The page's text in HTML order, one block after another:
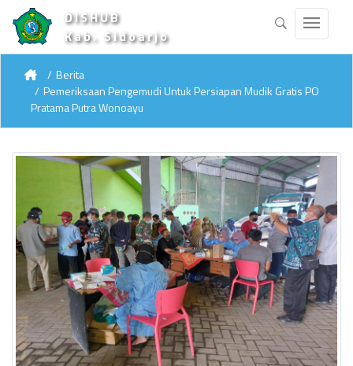
DISHUB
Kab. Sidoarjo
Berita
Pemeriksaan Pengemudi Untuk Persiapan Mudik Gratis PO
Pratama Putra Wonoayu